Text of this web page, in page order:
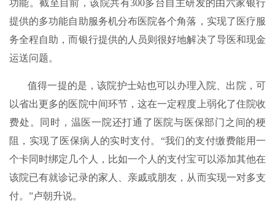
功能。截至目前，该院共有300多台自主研发的由六家银行
提供的多功能自助服务机分布医院各个角落，实现了医疗服
务全程自助，而银行提供的人员则很好地解决了导医和现金
运送问题。
值得一提的是，该院护士站也可以办理入院、出院，可
以省出更多的医院中间环节，这在一定程度上弱化了住院收
费处。同时，温医一院还打通了医院与医保部门之间的梗
阻，实现了医保病人的实时支付。“我们的支付缴费能用一
个卡同时绑定几个人，比如一个人的支付宝可以添加其他在
该院已有就诊记录的家人、亲戚或朋友，从而实现一对多支
付。”卢朝升说。